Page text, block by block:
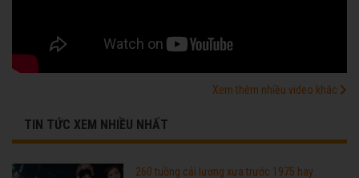
Xem thêm nhiều video khác
TIN TỨC XEM NHIỀU NHẤT
260 tuồng cải lương xưa trước 1975 hay